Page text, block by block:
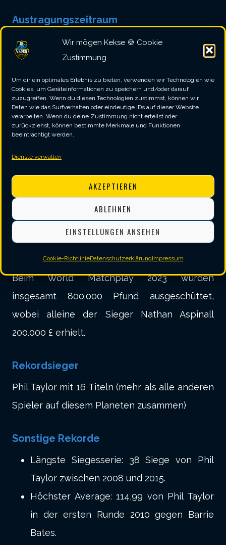
Wir mögen Kekse 🍪 Cookie
Zustimmung
Um dir ein optimales Erlebnis zu bieten, verwenden wir Technologien wie
Cookies, um Geräteinformationen zu speichern und/oder darauf
zuzugreifen. Wenn du diesen Technologien zustimmst, können wir
Daten wie das Surfverhalten oder eindeutige IDs auf dieser Website
verarbeiten. Wenn du deine Zustimmung nicht erteilst oder
zurückziehst, können bestimmte Merkmale und Funktionen
beeinträchtigt werden.
Dienste verwalten
AKZEPTIEREN
ABLEHNEN
EINSTELLUNGEN ANSEHEN
Cookie-RichtlinieDatenschutzerklärungImpressum
Austragungszeitraum
Mitte Juli (2023: 15 – 23.07.)
Seit Anfang an wird das Turnier im
Unterhaltungskomplex „Winter Gardens
Badeort Blackpool an der Westküste Englands
unter Ausschluss der Öffentlichkeit in der
Marshall Arena in Milton Keynes (ebenfalls
England) statt.
Preisgeld
Beim World Matchplay 2023 wurden
insgesamt 800.000 Pfund ausgeschüttet,
wobei alleine der Sieger Nathan Aspinall
200.000 £ erhielt.
Rekordsieger
Phil Taylor mit 16 Titeln (mehr als alle anderen
Spieler auf diesem Planeten zusammen)
Sonstige Rekorde
Längste Siegesserie: 38 Siege von Phil
Taylor zwischen 2008 und 2015.
Höchster Average: 114,99 von Phil Taylor
in der ersten Runde 2010 gegen Barrie
Bates.